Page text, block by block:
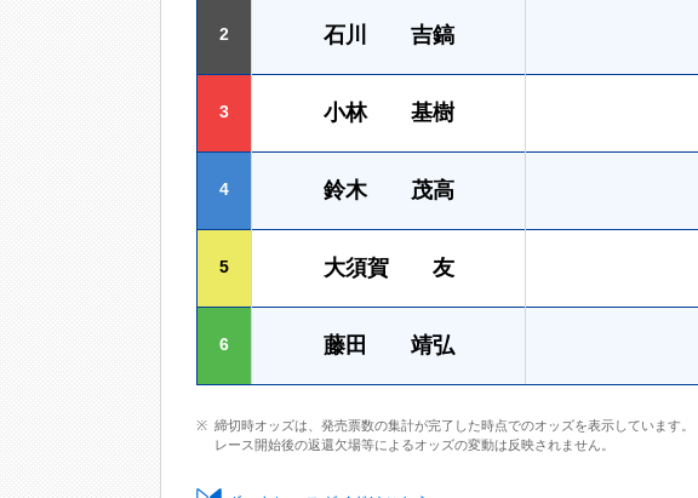
2 石川 吉鎬
3 小林 基樹
4 鈴木 茂高
5 大須賀 友
6 藤田 靖弘
締切時オッズは、発売票数の集計が完了した時点でのオッズを表示しています。
レース開始後の返還欠場等によるオッズの変動は反映されません。